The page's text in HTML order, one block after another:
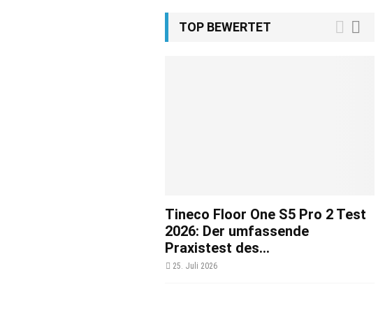
TOP BEWERTET
Tineco Floor One S5 Pro 2 Test
2026: Der umfassende
Praxistest des...
25. Juli 2026